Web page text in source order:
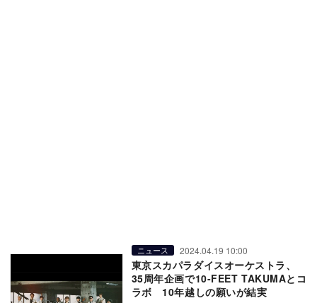
ニュース 2024.04.19 10:00
東京スカパラダイスオーケストラ、
35周年企画で10-FEET TAKUMAとコ
ラボ 10年越しの願いが結実